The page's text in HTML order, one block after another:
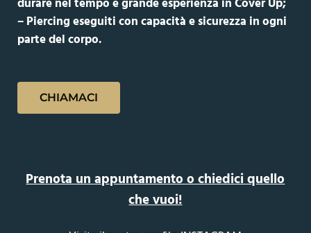
durare nel tempo e grande esperienza in Cover Up;
– Piercing eseguiti con capacità e sicurezza in ogni
parte del corpo.
CHIAMACI
Prenota un appuntamento o chiedici quello
che vuoi!